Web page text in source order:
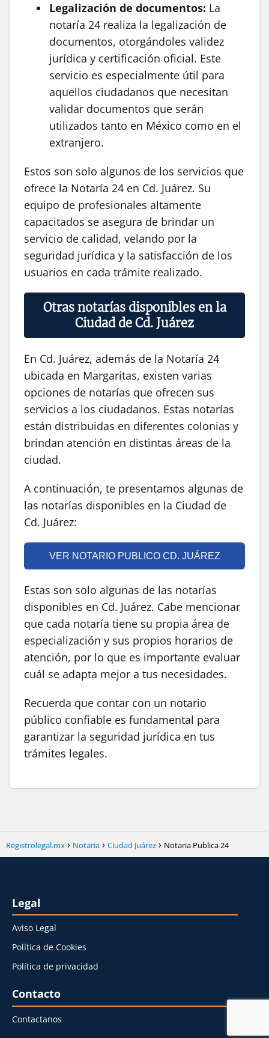
Legalización de documentos: La
notaría 24 realiza la legalización de
documentos, otorgándoles validez
jurídica y certificación oficial. Este
servicio es especialmente útil para
aquellos ciudadanos que necesitan
validar documentos que serán
utilizados tanto en México como en el
extranjero.
Estos son solo algunos de los servicios que
ofrece la Notaría 24 en Cd. Juárez. Su
equipo de profesionales altamente
capacitados se asegura de brindar un
servicio de calidad, velando por la
seguridad jurídica y la satisfacción de los
usuarios en cada trámite realizado.
Otras notarías disponibles en la
Ciudad de Cd. Juárez
En Cd. Juárez, además de la Notaría 24
ubicada en Margaritas, existen varias
opciones de notarías que ofrecen sus
servicios a los ciudadanos. Estas notarías
están distribuidas en diferentes colonias y
brindan atención en distintas áreas de la
ciudad.
A continuación, te presentamos algunas de
las notarías disponibles en la Ciudad de
Cd. Juárez:
VER NOTARIO PUBLICO CD. JUÁREZ
Estas son solo algunas de las notarías
disponibles en Cd. Juárez. Cabe mencionar
que cada notaría tiene su propia área de
especialización y sus propios horarios de
atención, por lo que es importante evaluar
cuál se adapta mejor a tus necesidades.
Recuerda que contar con un notario
público confiable es fundamental para
garantizar la seguridad jurídica en tus
trámites legales.
Registrolegal.mx Notaria Ciudad Juárez Notaria Publica 24
Legal
Aviso Legal
Política de Cookies
Política de privacidad
Contacto
Contactanos